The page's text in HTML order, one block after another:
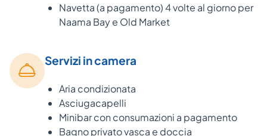
Navetta (a pagamento) 4 volte al giorno per
Naama Bay e Old Market
Servizi in camera
Aria condizionata
Asciugacapelli
Minibar con consumazioni a pagamento
Bagno privato vasca e doccia